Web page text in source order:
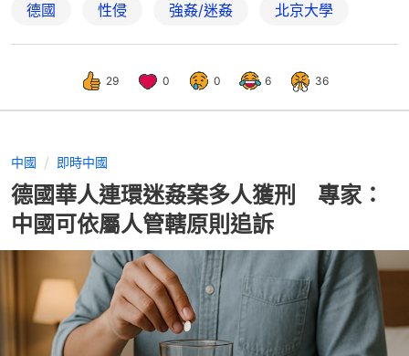
德國 性侵 強姦/迷姦 北京大學
29 0 0 6 36
中國 即時中國
德國華人連環迷姦案多人獲刑 專家：
中國可依屬人管轄原則追訴